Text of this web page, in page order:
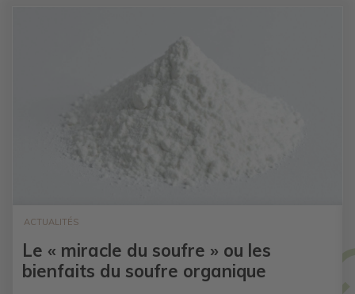
ACTUALITÉS
Le « miracle du soufre » ou les
bienfaits du soufre organique